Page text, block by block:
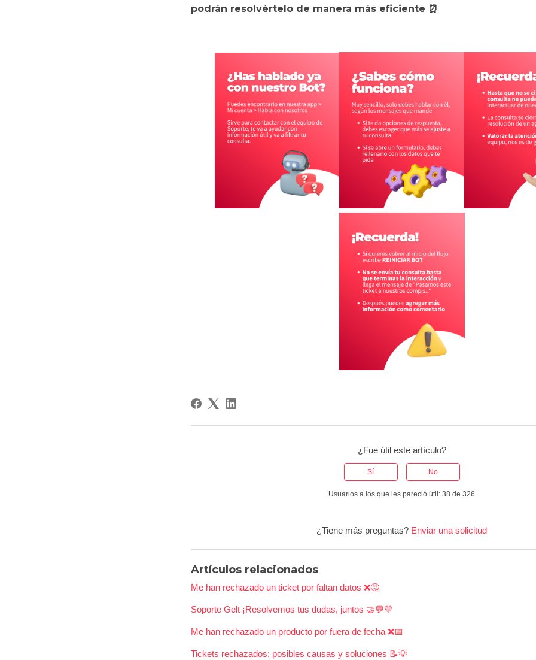
podrán resolvértelo de manera más eficiente ⏰
¿Fue útil este artículo?
Sí No
Usuarios a los que les pareció útil: 38 de 326
¿Tiene más preguntas? Enviar una solicitud
Artículos relacionados
Me han rechazado un ticket por faltan datos ❌🤔
Soporte Gelt ¡Resolvemos tus dudas, juntos 🤝💬💛
Me han rechazado un producto por fuera de fecha ❌📅
Tickets rechazados: posibles causas y soluciones 📝💡